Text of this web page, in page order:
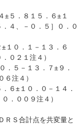
±５．８１５．６±１
４、－０．５］０．０
１０．１－１３．６
０２１注４）
．５－１３．７±９．
６注４）
６±１０．０－１４．
．００９注４）
ＲＳ合計点を共変量と